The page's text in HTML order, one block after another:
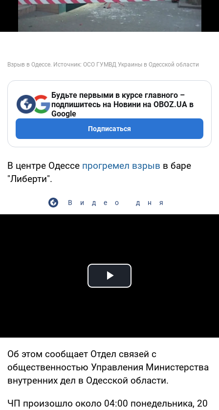
Будьте первыми в курсе главного –
подпишитесь на Новини на OBOZ.UA в
Google
Подписаться
В центре Одессе прогремел взрыв в баре
"Либерти".
Видео дня
Play Video
Об этом сообщает Отдел связей с
общественностью Управления Министерства
внутренних дел в Одесской области.
ЧП произошло около 04:00 понедельника, 20